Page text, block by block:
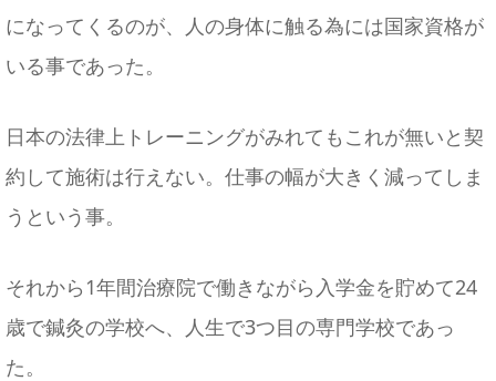
になってくるのが、人の身体に触る為には国家資格が
いる事であった。
日本の法律上トレーニングがみれてもこれが無いと契
約して施術は行えない。仕事の幅が大きく減ってしま
うという事。
それから1年間治療院で働きながら入学金を貯めて24
歳で鍼灸の学校へ、人生で3つ目の専門学校であっ
た。